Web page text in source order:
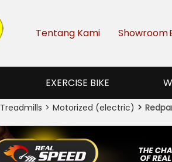
Tentang Kami Showroom
EXERCISE BIKE
Treadmills Motorized (electric)